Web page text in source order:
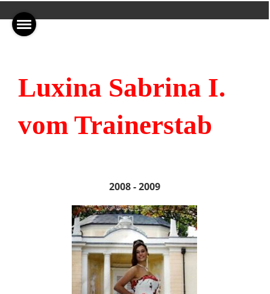
Luxina Sabrina I.
vom Trainerstab
2008 - 2009